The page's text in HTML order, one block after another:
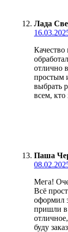
Лада
отлично
простым
выбрать
всем,
Паша
Мега!
Всё
оформил
пришли в
буду